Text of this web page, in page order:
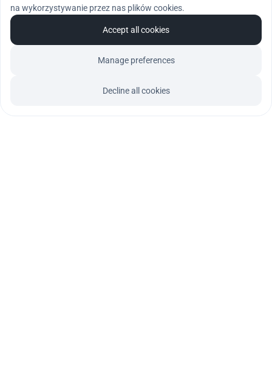
na wykorzystywanie przez nas plików cookies.
Decline all cookies
Manage preferences
Accept all cookies